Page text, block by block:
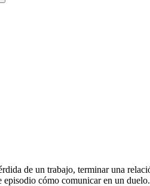
de un trabajo, terminar una
episodio cómo comunicar en un duelo.